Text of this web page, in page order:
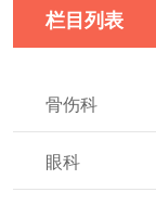
栏目列表
骨伤科
眼科